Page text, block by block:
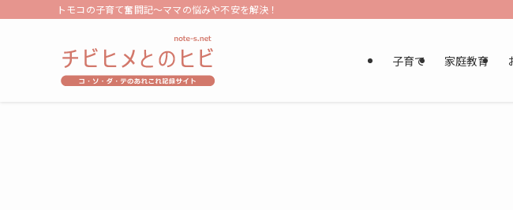
トモコの子育て奮闘記～ママの悩みや不安を解決！
子育て 家庭教育